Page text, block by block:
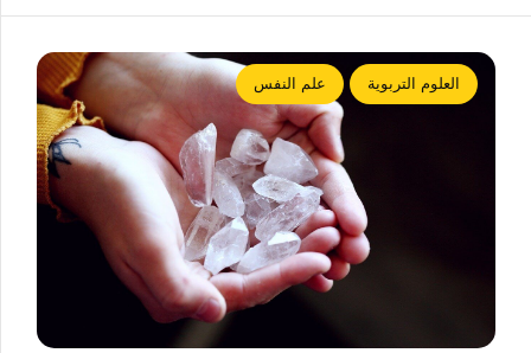
العلوم التربوية علم النفس